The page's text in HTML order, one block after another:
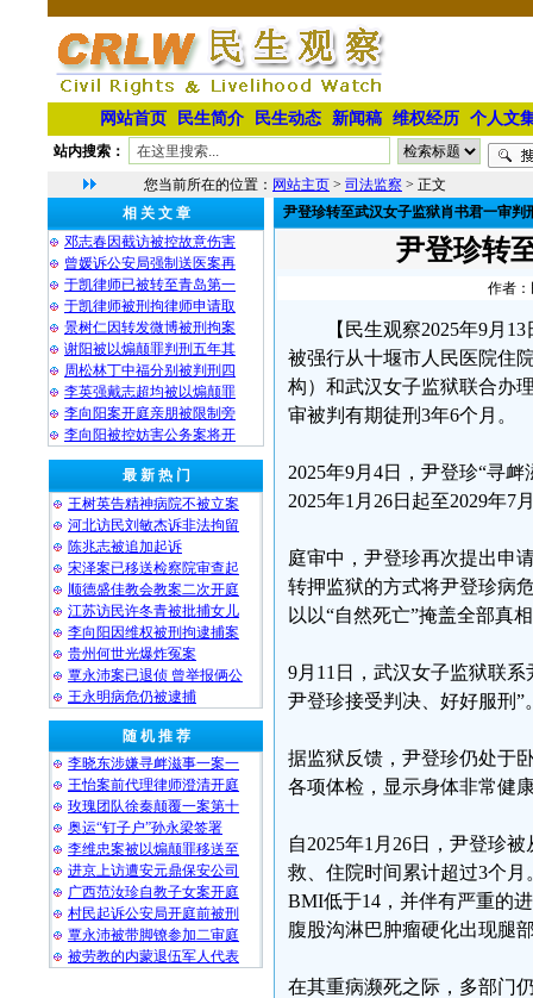
网站首页 民生简介 民生动态 新闻稿 维权经历 个人文
站内搜索：
您当前所在的位置： 网站主页 > 司法监察 > 正文
相 关 文 章
邓志春因截访被控故意伤害
曾媛诉公安局强制送医案再
于凯律师已被转至青岛第一
于凯律师被刑拘律师申请取
景树仁因转发微博被刑拘案
谢阳被以煽颠罪判刑五年其
周松林丁中福分别被判刑四
李英强戴志超均被以煽颠罪
李向阳案开庭亲朋被限制旁
李向阳被控妨害公务案将开
最 新 热 门
王树英告精神病院不被立案
河北访民刘敏杰诉非法拘留
陈兆志被追加起诉
宋泽案已移送检察院审查起
顺德盛佳教会教案二次开庭
江苏访民许冬青被批捕女儿
李向阳因维权被刑拘逮捕案
贵州何世光爆炸冤案
覃永沛案已退侦 曾举报俩公
王永明病危仍被逮捕
随 机 推 荐
李晓东涉嫌寻衅滋事一案一
王怡案前代理律师澄清开庭
玫瑰团队徐秦颠覆一案第十
奥运“钉子户”孙永梁签署
李维忠案被以煽颠罪移送至
进京上访遭安元鼎保安公司
广西范汝珍自教子女案开庭
村民起诉公安局开庭前被刑
覃永沛被带脚镣参加二审庭
被劳教的内蒙退伍军人代表
尹登珍转至武汉女子监狱肖书君一审判
尹登珍转
作者：
【民生观察2025年9月
被强行从十堰市人民医院住
构）和武汉女子监狱联合办
审被判有期徒刑3年6个月。
2025年9月4日，尹登珍“寻
2025年1月26日起至2029年7
庭审中，尹登珍再次提出申
转押监狱的方式将尹登珍病
以以“自然死亡”掩盖全部真
9月11日，武汉女子监狱联
尹登珍接受判决、好好服刑”
据监狱反馈，尹登珍仍处于
各项体检，显示身体非常健
自2025年1月26日，尹登珍
救、住院时间累计超过3个
BMI低于14，并伴有严重的
腹股沟淋巴肿瘤硬化出现腿
在其重病濒死之际，多部门